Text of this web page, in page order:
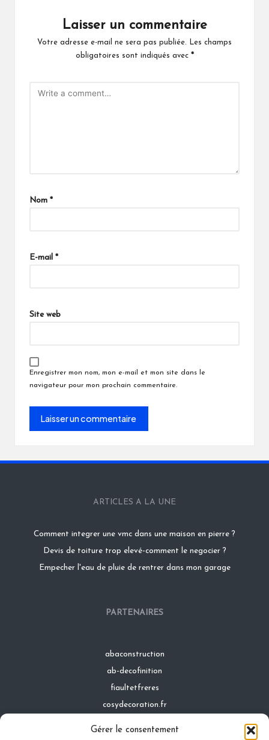
Gérer le consentement
Laisser un commentaire
Votre adresse e-mail ne sera pas publiée.
Les champs
obligatoires sont indiqués avec *
Nom *
E-mail *
Site web
Enregistrer mon nom, mon e-mail et mon site dans le
navigateur pour mon prochain commentaire.
ARTICLES A LA UNE
Comment integrer une vmc dans une maison en pierre ?
Devis de toiture trop elevé-comment le negocier ?
Empecher l'eau de pluie de rentrer dans mon garage
PARTENAIRES
abaconstruction
ab-decofinition
fiaultetfreres
cosydecoration.fr